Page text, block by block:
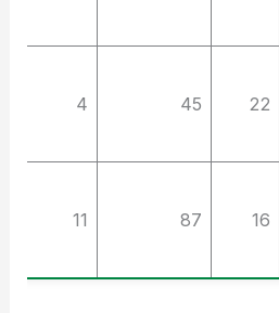
22
45
4
16
87
11